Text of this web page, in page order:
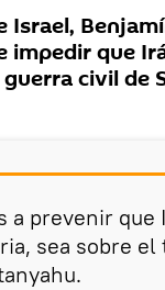
Israel,
impedir que
civil de
a prevenir que
sea sobre